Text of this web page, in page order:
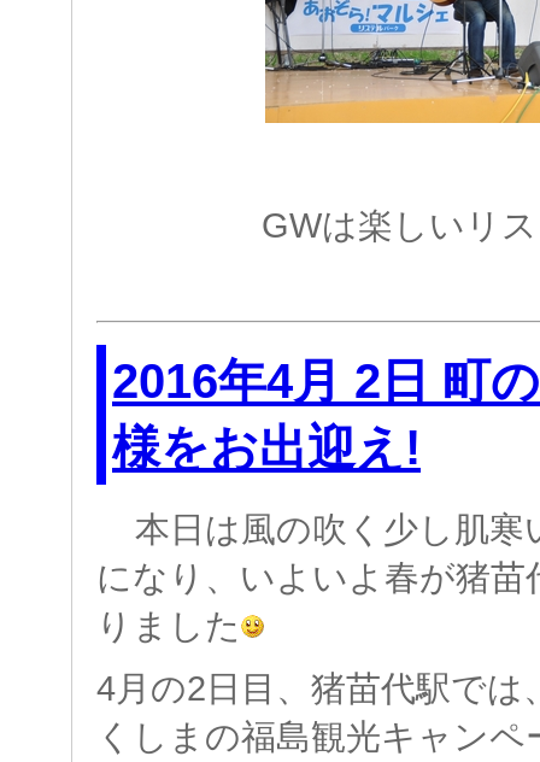
GWは楽しいリ
2016年4月 2日 町
様をお出迎え!
本日は風の吹く少し肌寒
になり、いよいよ春が猪
りました
4月の2日目、猪苗代駅で
くしまの福島観光キャン